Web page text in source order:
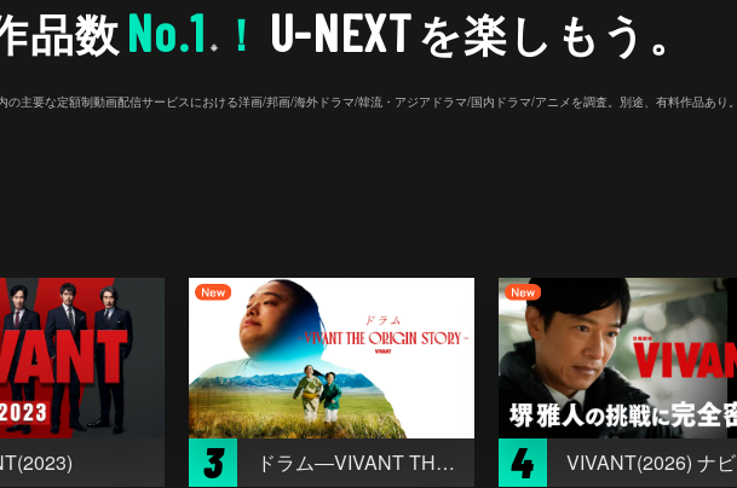
品数No.1 ※ ！ U-NEXTを楽しもう。
主要な定額制動画配信サービスにおける洋画/邦画/海外ドラマ/韓流・アジアドラマ/国内ドラマ/アニメを調査。別途、有料作品あり。
3 ドラム―VIVANT THE ORIGIN STORY― 4 VIVANT(2026) ナビ